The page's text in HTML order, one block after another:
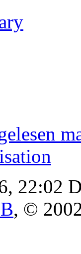
22:02
, ©